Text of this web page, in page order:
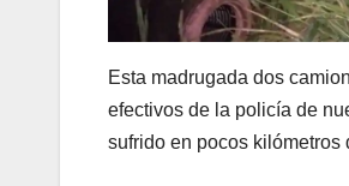
Esta madrugada dos
efectivos de la policía de
sufrido en pocos